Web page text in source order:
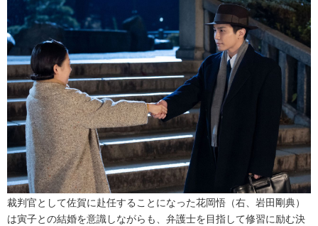
裁判官として佐賀に赴任することになった花岡悟（右、岩田剛典）
は寅子との結婚を意識しながらも、弁護士を目指して修習に励む決